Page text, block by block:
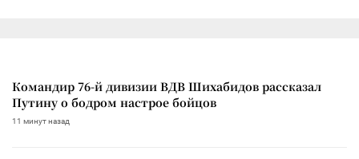
Командир 76-й дивизии ВДВ Шихабидов рассказал
Путину о бодром настрое бойцов
11 минут назад